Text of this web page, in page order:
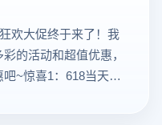
端：电脑打开云登客
币充值”- 点击“充值”
云登浏览器助手
费用”- 选择云币充值进
欢大促终于来了！我
的活动和超值优惠，
~惊喜1：618当天限